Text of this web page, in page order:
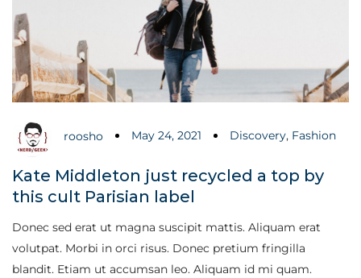
roosho May 24, 2021 Discovery, Fashion
Kate Middleton just recycled a top by
this cult Parisian label
Donec sed erat ut magna suscipit mattis. Aliquam erat
volutpat. Morbi in orci risus. Donec pretium fringilla
blandit. Etiam ut accumsan leo. Aliquam id mi quam.